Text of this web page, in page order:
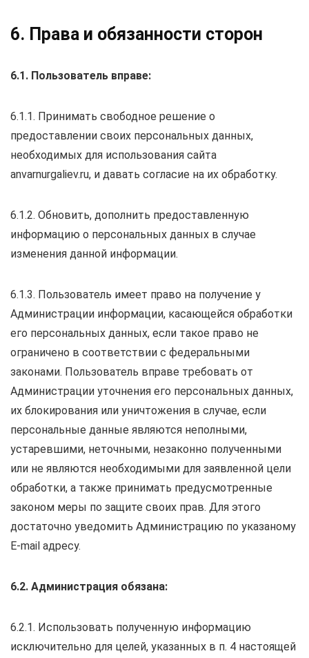
6. Права и обязанности сторон
6.1. Пользователь вправе:
6.1.1. Принимать свободное решение о
предоставлении своих персональных данных,
необходимых для использования сайта
anvarnurgaliev.ru, и давать согласие на их обработку.
6.1.2. Обновить, дополнить предоставленную
информацию о персональных данных в случае
изменения данной информации.
6.1.3. Пользователь имеет право на получение у
Администрации информации, касающейся обработки
его персональных данных, если такое право не
ограничено в соответствии с федеральными
законами. Пользователь вправе требовать от
Администрации уточнения его персональных данных,
их блокирования или уничтожения в случае, если
персональные данные являются неполными,
устаревшими, неточными, незаконно полученными
или не являются необходимыми для заявленной цели
обработки, а также принимать предусмотренные
законом меры по защите своих прав. Для этого
достаточно уведомить Администрацию по указаному
E-mail адресу.
6.2. Администрация обязана:
6.2.1. Использовать полученную информацию
исключительно для целей, указанных в п. 4 настоящей